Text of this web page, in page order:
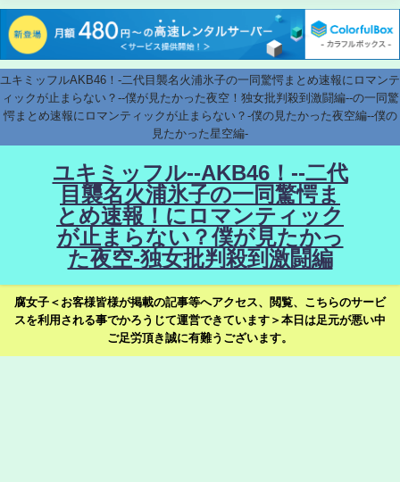
ユキミッフルAKB46！-二代目襲名火浦氷子の一同驚愕まとめ速報にロマンテ
ィックが止まらない？--僕が見たかった夜空！独女批判殺到激闘編--の一同驚
愕まとめ速報にロマンティックが止まらない？-僕の見たかった夜空編--僕の
見たかった星空編-
ユキミッフル--AKB46！--二代
目襲名火浦氷子の一同驚愕ま
とめ速報！にロマンティック
が止まらない？僕が見たかっ
た夜空-独女批判殺到激闘編
腐女子＜お客様皆様が掲載の記事等へアクセス、閲覧、こちらのサービ
スを利用される事でかろうじて運営できています＞本日は足元が悪い中
ご足労頂き誠に有難うございます。